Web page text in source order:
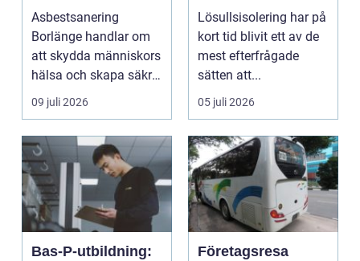
farliga fibrer
Asbestsanering
Borlänge handlar om
att skydda människors
hälsa och skapa säkra
m...
09 juli 2026
Lösullsisolering har på
kort tid blivit ett av de
mest efterfrågade
sätten att...
05 juli 2026
Bas-P-utbildning:
Företagsresa